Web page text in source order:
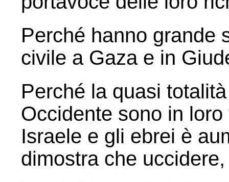
Perché hanno grande
civile a Gaza e in
Perché la quasi
Occidente sono in
Israele e gli ebrei è
dimostra che